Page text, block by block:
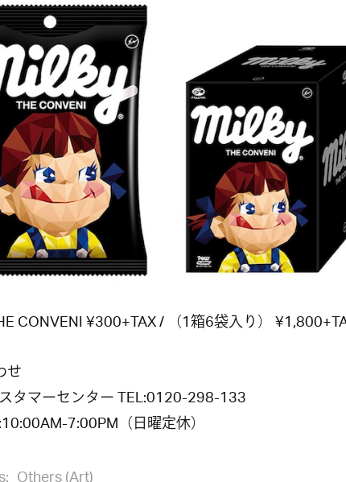
CONVENI ¥300+TAX / （1箱6袋入り）
せ
タマーセンター TEL:0120-298-133
7:00PM（日曜定休）